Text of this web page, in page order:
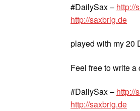
#DailySax – http://
http://saxbrig.de
played with my 20
Feel free to write a
#DailySax – http://
http://saxbrig.de